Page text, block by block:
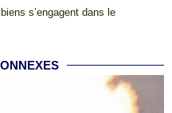
s’engagent dans le